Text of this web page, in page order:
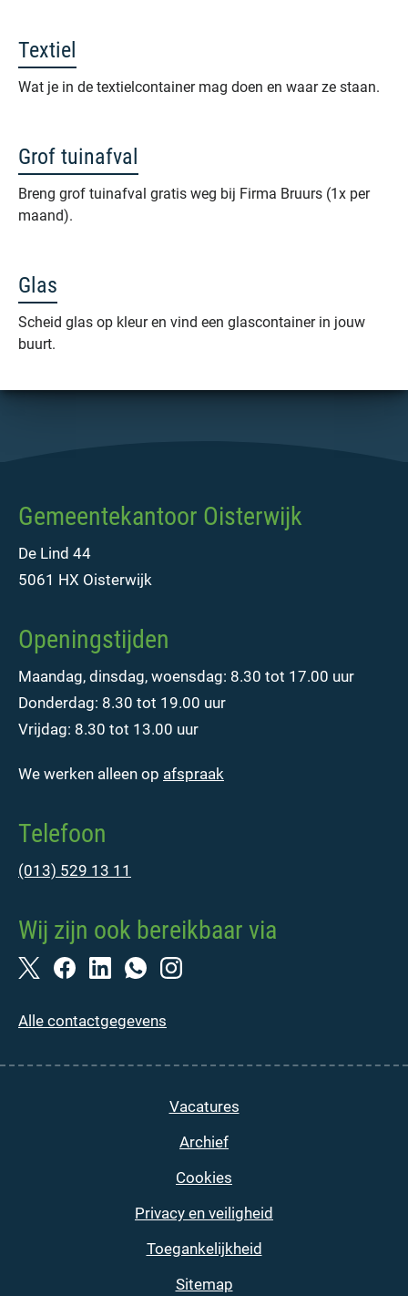
Textiel
Wat je in de textielcontainer mag doen en waar ze staan.
Grof tuinafval
Breng grof tuinafval gratis weg bij Firma Bruurs (1x per
maand).
Glas
Scheid glas op kleur en vind een glascontainer in jouw
buurt.
Gemeentekantoor Oisterwijk
De Lind 44
5061 HX Oisterwijk
Openingstijden
Maandag, dinsdag, woensdag: 8.30 tot 17.00 uur
Donderdag: 8.30 tot 19.00 uur
Vrijdag: 8.30 tot 13.00 uur
We werken alleen op afspraak
Telefoon
(013) 529 13 11
Wij zijn ook bereikbaar via
Alle contactgegevens
Vacatures
Archief
Cookies
Privacy en veiligheid
Toegankelijkheid
Sitemap